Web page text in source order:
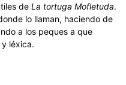
de La tortuga Mofletuda.
lo llaman, haciendo de
a los peques a que
léxica.